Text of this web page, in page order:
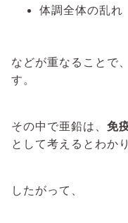
体調全体の乱れ
などが重なることで
す。
その中で亜鉛は、 免
として考えるとわか
したがって、